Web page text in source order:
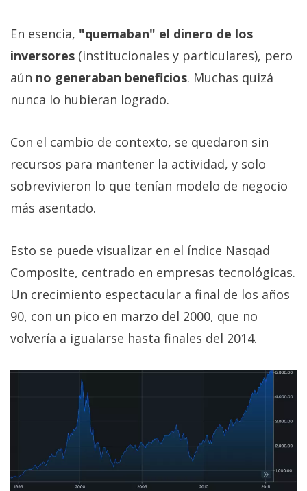
En esencia, "quemaban" el dinero de los
inversores (institucionales y particulares), pero
aún no generaban beneficios. Muchas quizá
nunca lo hubieran logrado.
Con el cambio de contexto, se quedaron sin
recursos para mantener la actividad, y solo
sobrevivieron lo que tenían modelo de negocio
más asentado.
Esto se puede visualizar en el índice Nasqad
Composite, centrado en empresas tecnológicas.
Un crecimiento espectacular a final de los años
90, con un pico en marzo del 2000, que no
volvería a igualarse hasta finales del 2014.